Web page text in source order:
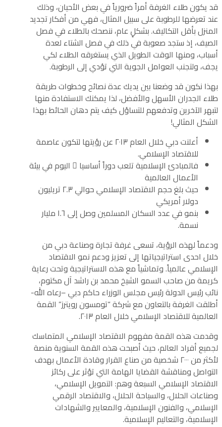
قد يكون طلاء الغرفة أمراً ضرورياً في بعض الأحيان، وذلك
عند تعرضها للرطوبة على سبيل المثال، فهي من أفكار تجديد
المنزل بأقل التكاليف. بشكلٍ عام، ننصحك بالطلاء في فصل
الصيف، إذ ستجد صعوبة في ذلك في فصل الشتاء لعدة
أسباب، ومنها الوقت الطويل الذي يستغرقه الطلاء لكي
يجف، ولتجنب العوامل الجوية التي تؤدي إلى الرطوبة.
بهذا نكون قد وضعنا بين يديك عدة نصائح وخطوات طريقة
طلاء الجدران الأسهل والأفضل، لذا يمكنك الاستفادة منها
لتبهر الآخرين وتدفعهم للتساؤل كيف يتم دهان الحائط بهذا
الشكل المثالي!
أعلنت دبي خلال العام ٢٠١٣ عن رؤيتها لتكون عاصمة
للاقتصاد الإسلامي.
فالمبادئ الإسلامية تلعب دوراً أساسيا ً اليوم في بيئة
الأعمال العالمية
حيث بلغ حجم الاقتصاد الإسلامي حوالي ٢.٣ تريليون
دولار أمريكي
بنمو في عدد السكان المسلمين وصل إلى ١.٦ مليار
نسمة.
ودعماً لهذه الرؤية، تسعى غرفة تجارة وصناعة دبي من
خلال احدى استراتيجياتها إلى تعزيز ودعم نمو الاقتصاد
الإسلامي عالمياً. وتماشياً مع هذه الاستراتيجية وتحت رعاية
كريمة من صاحب السمو الشيخ محمد بن راشد آل مكتوم،
نائب رئيس الدولة رئيس مجلس الوزراء حاكم دبي –رعاه الله-
أطلقت الغرفة بالتعاون مع شركة “تومسون رويترز” القمة
العالمية للاقتصاد الإسلامي خلال العام ٢٠١٣.
وقدمت هذه القمة مفهوم الاقتصاد الإسلامي المتماسك
لجميع أفراد العالم، حيث أصبحت هذه القمة السنوية منصة
لأكثر من ٢٠٠٠ شخصية من صناع القرار وقادة الأعمال بهدف
التواصل ومناقشة القضايا الهامة التي تؤثر على ركائز
الاقتصاد الإسلامي السبعة وهم: التمويل الإسلامي،
وصناعات الحلال، والسياحة الحلال، والاقتصاد الرقمي
الإسلامي، والفنون الإسلامية، والمعايير والشهادات
الإسلامية، والتعاليم الإسلامية.